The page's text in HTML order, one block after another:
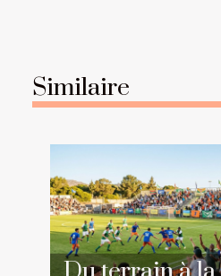
Similaire